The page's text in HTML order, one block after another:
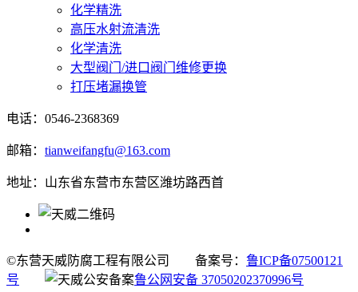
化学精洗
高压水射流清洗
化学清洗
大型阀门/进口阀门维修更换
打压堵漏换管
电话：0546-2368369
邮箱： tianweifangfu@163.com
地址：山东省东营市东营区潍坊路西首
©东营天威防腐工程有限公司 备案号： 鲁ICP备07500121
号
鲁公网安备 37050202370996号